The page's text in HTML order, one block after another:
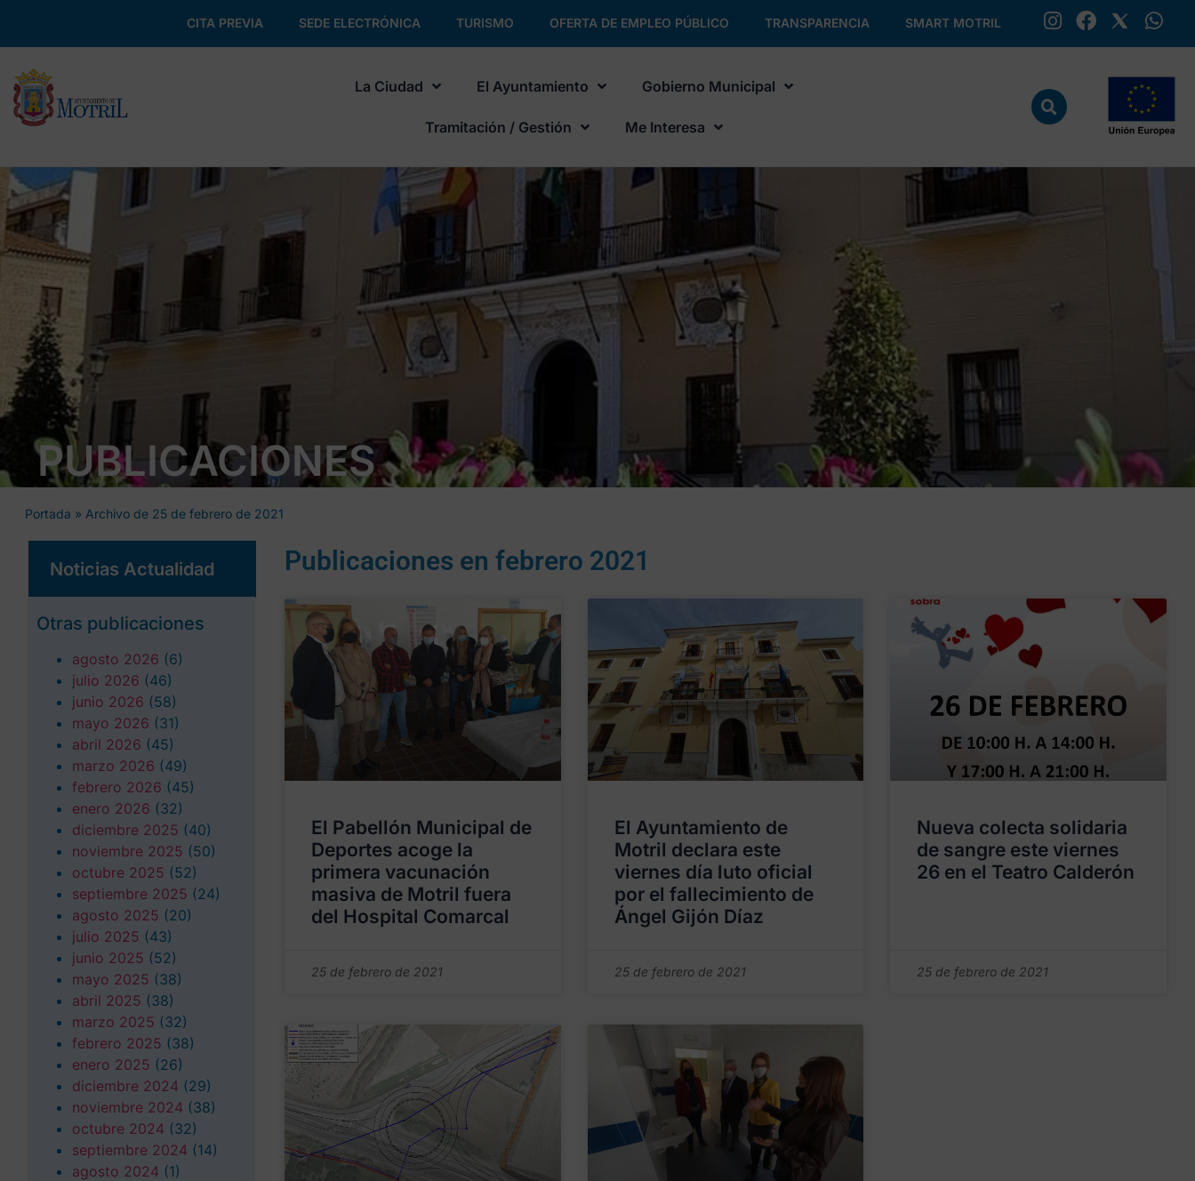
CITA PREVIA SEDE ELECTRÓNICA TURISMO OFERTA DE EMPLEO PÚBLICO TRANSPARENCIA SMART MOTRIL
La Ciudad El Ayuntamiento Gobierno Municipal
Tramitación / Gestión Me Interesa
PUBLICACIONES
Portada » Archivo de 25 de febrero de 2021
Noticias Actualidad
Otras publicaciones
agosto 2026 (6)
julio 2026 (46)
junio 2026 (58)
mayo 2026 (31)
abril 2026 (45)
marzo 2026 (49)
febrero 2026 (45)
enero 2026 (32)
diciembre 2025 (40)
noviembre 2025 (50)
octubre 2025 (52)
septiembre 2025 (24)
agosto 2025 (20)
julio 2025 (43)
junio 2025 (52)
mayo 2025 (38)
abril 2025 (38)
marzo 2025 (32)
febrero 2025 (38)
enero 2025 (26)
diciembre 2024 (29)
noviembre 2024 (38)
octubre 2024 (32)
septiembre 2024 (14)
agosto 2024 (1)
Publicaciones en febrero 2021
El Pabellón Municipal de
Deportes acoge la
primera vacunación
masiva de Motril fuera
del Hospital Comarcal
25 de febrero de 2021
El Ayuntamiento de
Motril declara este
viernes día luto oficial
por el fallecimiento de
Ángel Gijón Díaz
25 de febrero de 2021
Nueva colecta solidaria
de sangre este viernes
26 en el Teatro Calderón
25 de febrero de 2021